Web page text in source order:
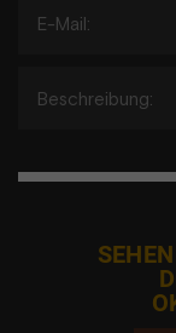
Jeg
Adgangen